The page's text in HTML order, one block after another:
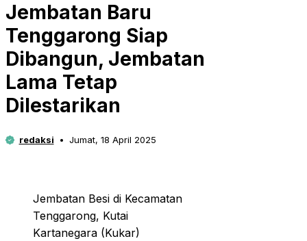
Jembatan Baru
Tenggarong Siap
Dibangun, Jembatan
Lama Tetap
Dilestarikan
redaksi Jumat, 18 April 2025
Jembatan Besi di Kecamatan
Tenggarong, Kutai
Kartanegara (Kukar)